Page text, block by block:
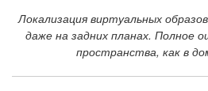
Локализация виртуальных
даже на задних планах. Полное
пространства, как в